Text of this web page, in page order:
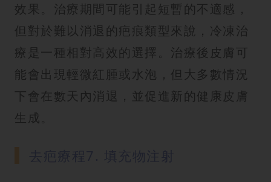
效果。治療期間可能引起短暫的不適感，
但對於難以消退的疤痕類型來說，冷凍治
療是一種相對高效的選擇。治療後皮膚可
能會出現輕微紅腫或水泡，但大多數情況
下會在數天內消退，並促進新的健康皮膚
生成。